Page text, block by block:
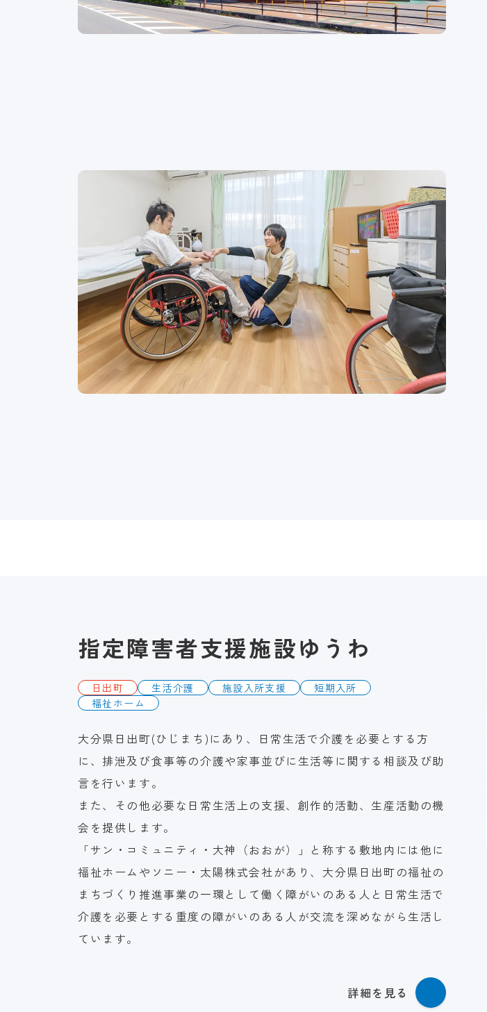
指定障害者支援施設ゆうわ
日出町 生活介護 施設入所支援
短期入所
福祉ホーム
大分県日出町(ひじまち)にあり、日常生活で介護を必要とする方
に、排泄及び食事等の介護や家事並びに生活等に関する相談及び助
言を行います。
また、その他必要な日常生活上の支援、創作的活動、生産活動の機
会を提供します。
「サン・コミュニティ・大神（おおが）」と称する敷地内には他に
福祉ホームやソニー・太陽株式会社があり、大分県日出町の福祉の
まちづくり推進事業の一環として働く障がいのある人と日常生活で
介護を必要とする重度の障がいのある人が交流を深めながら生活し
ています。
詳細を見る